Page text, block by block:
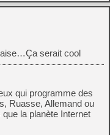
serait cool
qui programme des
Ruasse, Allemand ou
la planète Internet